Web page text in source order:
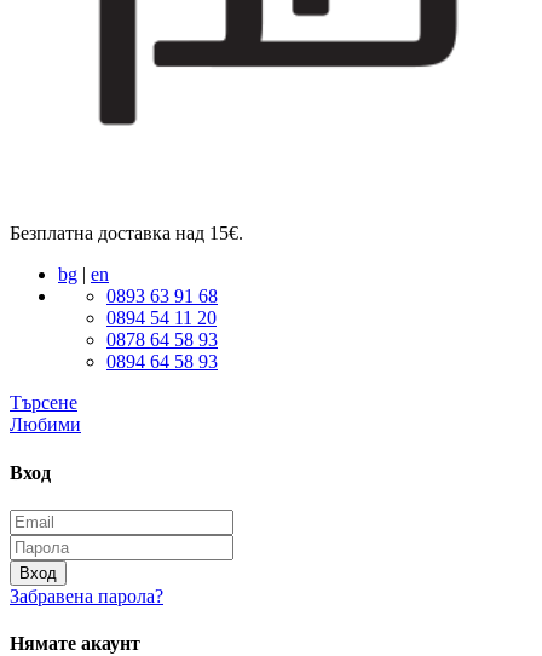
Безплатна доставка над 15€.
bg | en
0893 63 91 68
0894 54 11 20
0878 64 58 93
0894 64 58 93
Търсене
Любими
Вход
Вход
Забравена парола?
Нямате акаунт